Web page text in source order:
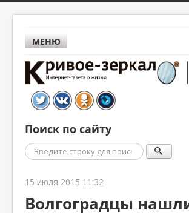
МЕНЮ
Поиск по сайту
Поиск
15 июля 2015 11:32
Волгоградцы